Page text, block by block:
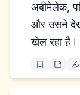
अबीमेलेक,
और उसने
खेल रहा है।